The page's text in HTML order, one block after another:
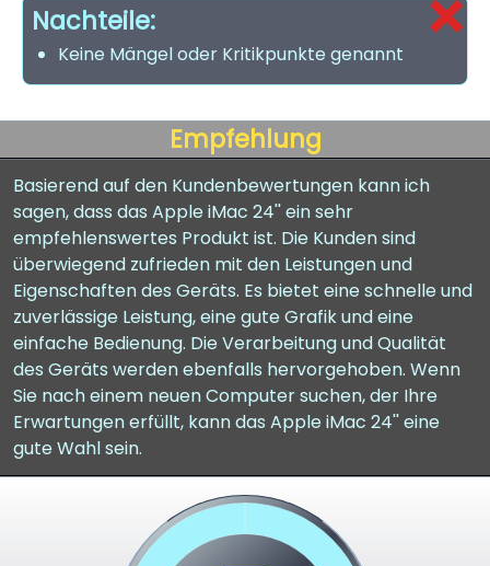
Nachteile:
Keine Mängel oder Kritikpunkte genannt
Empfehlung
Basierend auf den Kundenbewertungen kann ich
sagen, dass das Apple iMac 24'' ein sehr
empfehlenswertes Produkt ist. Die Kunden sind
überwiegend zufrieden mit den Leistungen und
Eigenschaften des Geräts. Es bietet eine schnelle und
zuverlässige Leistung, eine gute Grafik und eine
einfache Bedienung. Die Verarbeitung und Qualität
des Geräts werden ebenfalls hervorgehoben. Wenn
Sie nach einem neuen Computer suchen, der Ihre
Erwartungen erfüllt, kann das Apple iMac 24'' eine
gute Wahl sein.